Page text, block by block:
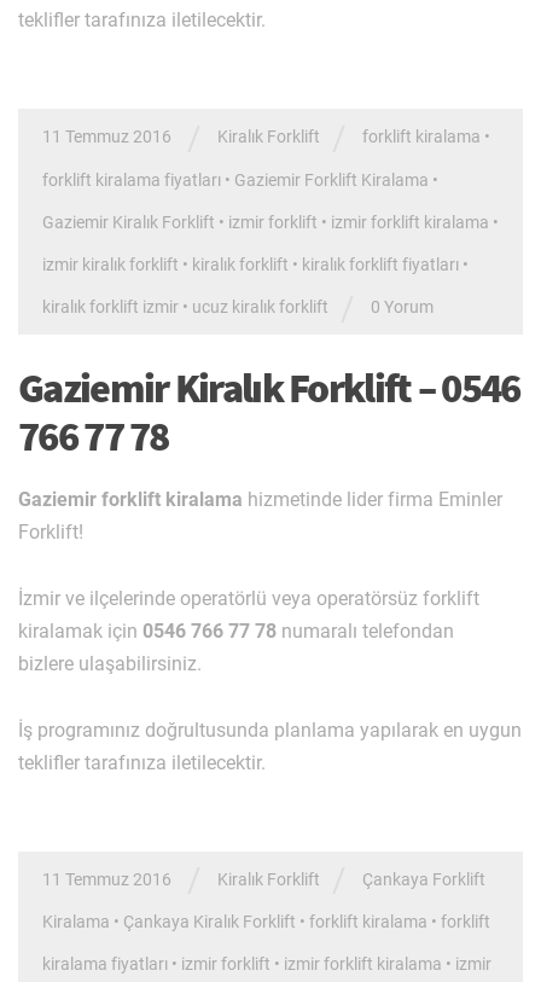
teklifler tarafınıza iletilecektir.
11 Temmuz 2016 Kiralık Forklift forklift kiralama •
forklift kiralama fiyatları • Gaziemir Forklift Kiralama •
Gaziemir Kiralık Forklift • izmir forklift • izmir forklift kiralama •
izmir kiralık forklift • kiralık forklift • kiralık forklift fiyatları •
kiralık forklift izmir • ucuz kiralık forklift 0 Yorum
Gaziemir Kiralık Forklift – 0546
766 77 78
Gaziemir forklift kiralama hizmetinde lider firma Eminler
Forklift!
İzmir ve ilçelerinde operatörlü veya operatörsüz forklift
kiralamak için 0546 766 77 78 numaralı telefondan
bizlere ulaşabilirsiniz.
İş programınız doğrultusunda planlama yapılarak en uygun
teklifler tarafınıza iletilecektir.
11 Temmuz 2016 Kiralık Forklift Çankaya Forklift
Kiralama • Çankaya Kiralık Forklift • forklift kiralama • forklift
kiralama fiyatları • izmir forklift • izmir forklift kiralama • izmir